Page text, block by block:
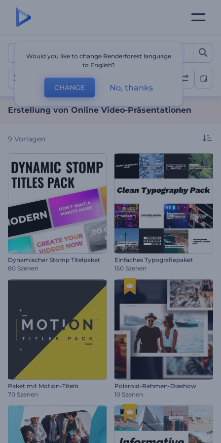
Erstellung von Online
Präsentationen
Erstellung von Online Video-Präsentationen
9 Vorlagen
Dynamischer Stomp Titelpaket
80 Szenen
Einfaches Typografiepaket
150 Szenen
Paket mit Motion-Titeln
70 Szenen
Polaroid-Rahmen-Diashow
10 Szenen
Would you like to change Renderforest language
to English?
CHANGE No, thanks